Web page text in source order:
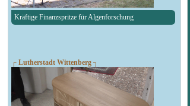
Kräftige Finanzspritze für Algenforschung
┌ Lutherstadt Wittenberg ┐